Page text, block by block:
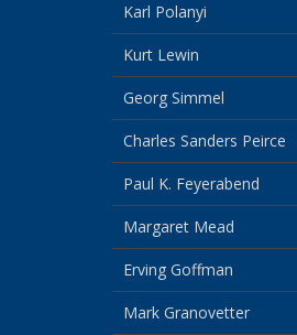
Karl Polanyi
Kurt Lewin
Georg Simmel
Charles Sanders Peirce
Paul K. Feyerabend
Margaret Mead
Erving Goffman
Mark Granovetter